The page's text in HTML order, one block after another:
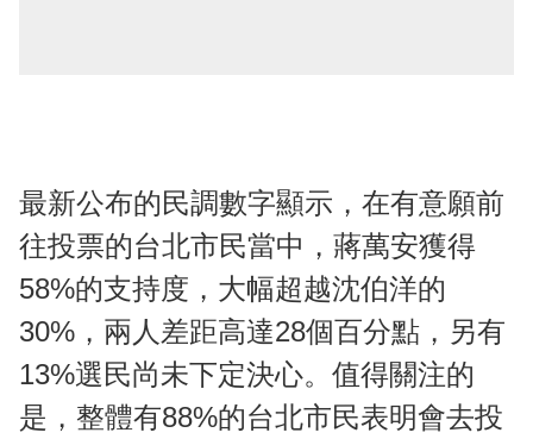
最新公布的民調數字顯示，在有意願前
往投票的台北市民當中，蔣萬安獲得
58%的支持度，大幅超越沈伯洋的
30%，兩人差距高達28個百分點，另有
13%選民尚未下定決心。值得關注的
是，整體有88%的台北市民表明會去投